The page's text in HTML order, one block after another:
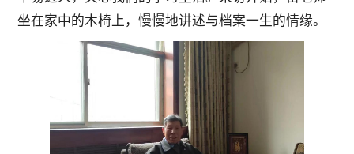
坐在家中的木椅上，慢慢地讲述与档案一生的情缘。